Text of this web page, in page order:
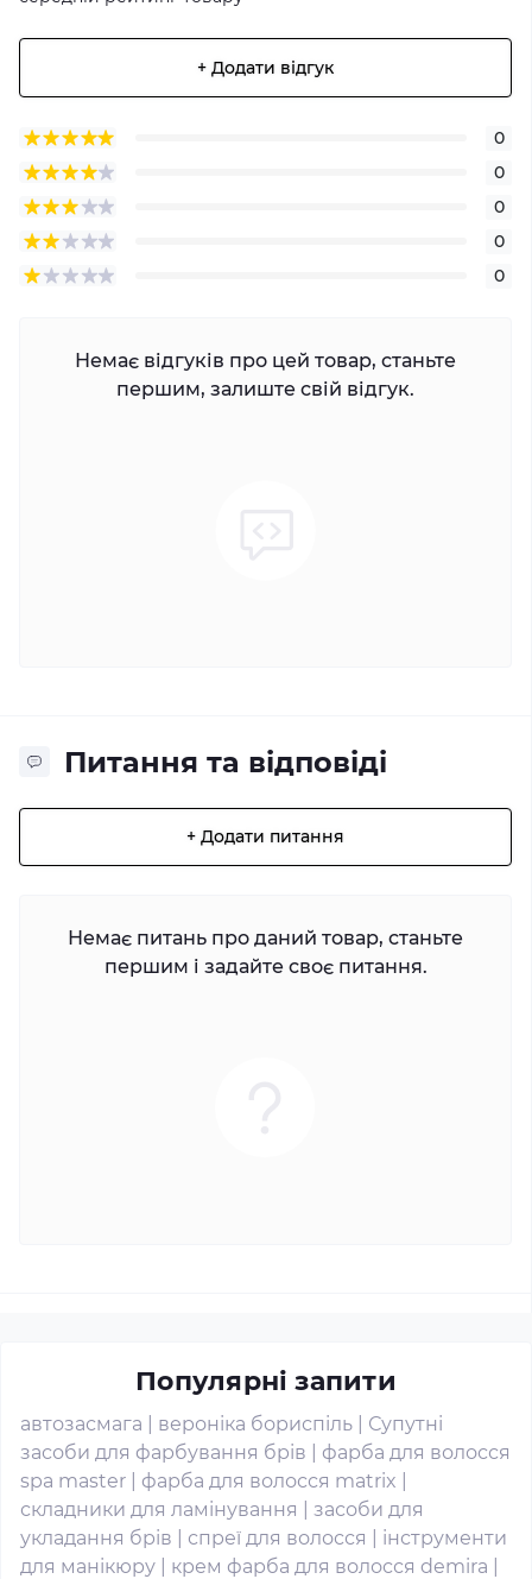
+ Додати відгук
0
0
0
0
0
Немає відгуків про цей товар, станьте
першим, залиште свій відгук.
Питання та відповіді
+ Додати питання
Немає питань про даний товар, станьте
першим і задайте своє питання.
Популярні запити
автозасмага вероніка бориспіль
Супутні
засоби для фарбування брів
фарба для волосся
spa master
фарба для волосся matrix
складники для ламінування
засоби для
укладання брів
спреї для волосся
інструменти
для манікюру
крем фарба для волосся demira